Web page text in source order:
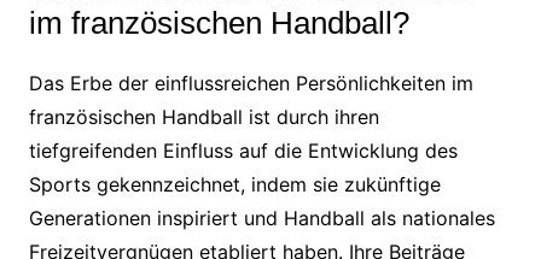
im französischen Handball?
Das Erbe der einflussreichen Persönlichkeiten im
französischen Handball ist durch ihren
tiefgreifenden Einfluss auf die Entwicklung des
Sports gekennzeichnet, indem sie zukünftige
Generationen inspiriert und Handball als nationales
Freizeitvergnügen etabliert haben. Ihre Beiträge